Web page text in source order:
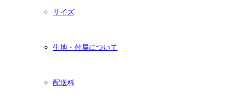
サイズ
生地・付属について
配送料